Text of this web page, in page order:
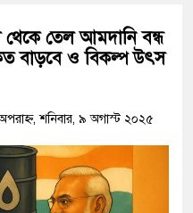
থেকে তেল আমদানি বন্ধ
বাড়বে ও বিকল্প উৎস
শনিবার, ৯ অগাস্ট ২০২৫